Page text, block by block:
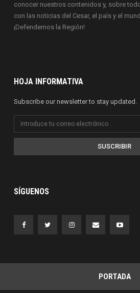
conocer nuestros contenidos y, sobre
con las noticias del Cesar, el país y el
¡Defendemos la Región!
HOJA INFORMATIVA
Subscribe our newsletter to stay updated.
SUSCRIBIR
SÍGUENOS
PORTADA